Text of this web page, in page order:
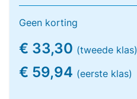
Geen korting
€ 33,30 (tweede klas)
€ 59,94 (eerste klas)